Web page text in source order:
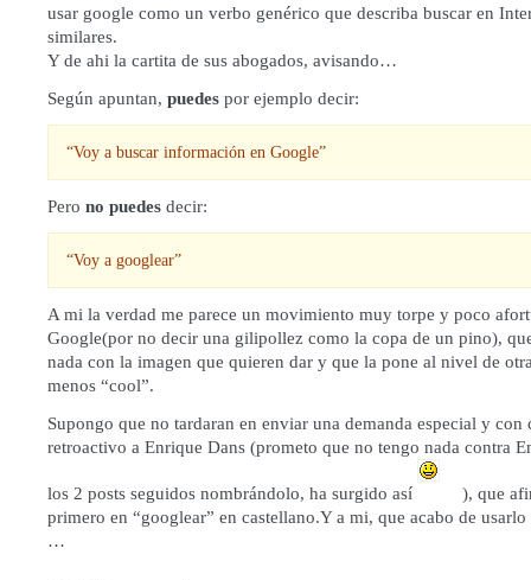
usar google como un verbo genérico que describa buscar en
similares.
Y de ahi la cartita de sus abogados, avisando…
Según apuntan, puedes por ejemplo decir:
“Voy a buscar información en Google”
Pero no puedes decir:
“Voy a googlear”
A mi la verdad me parece un movimiento muy torpe y poco
Google(por no decir una gilipollez como la copa de un pino),
nada con la imagen que quieren dar y que la pone al nivel de
menos “cool”.
Supongo que no tardaran en enviar una demanda especial y con
retroactivo a Enrique Dans (prometo que no tengo nada contra
los 2 posts seguidos nombrándolo, ha surgido así ), que
primero en “googlear” en castellano.Y a mi, que acabo de
…